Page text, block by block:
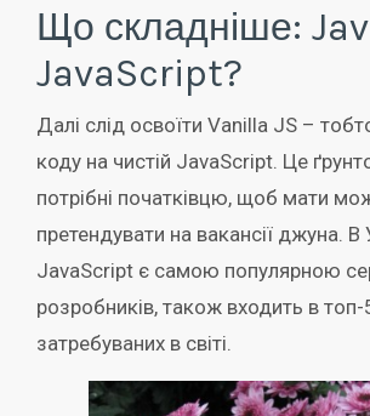
Що складніше:
JavaScript?
Далі слід освоїти Vanilla JS –
коду на чистій JavaScript. Це
потрібні початківцю, щоб мати
претендувати на вакансії джуна. В
JavaScript є самою популярною
розробників, також входить в
затребуваних в світі.